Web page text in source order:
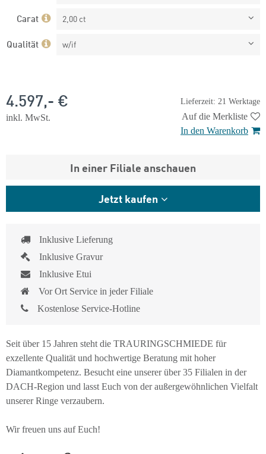
Carat 2,00 ct
Qualität w/if
Lieferzeit: 21 Werktage
4.597,- €
inkl. MwSt.
Auf die Merkliste
In den Warenkorb
In einer Filiale anschauen
Jetzt kaufen
Inklusive Lieferung
Inklusive Gravur
Inklusive Etui
Vor Ort Service in jeder Filiale
Kostenlose Service-Hotline
Seit über 15 Jahren steht die TRAURINGSCHMIEDE für
exzellente Qualität und hochwertige Beratung mit hoher
Diamantkompetenz. Besucht eine unserer über 35 Filialen in der
DACH-Region und lasst Euch von der außergewöhnlichen Vielfalt
unserer Ringe verzaubern.
Wir freuen uns auf Euch!